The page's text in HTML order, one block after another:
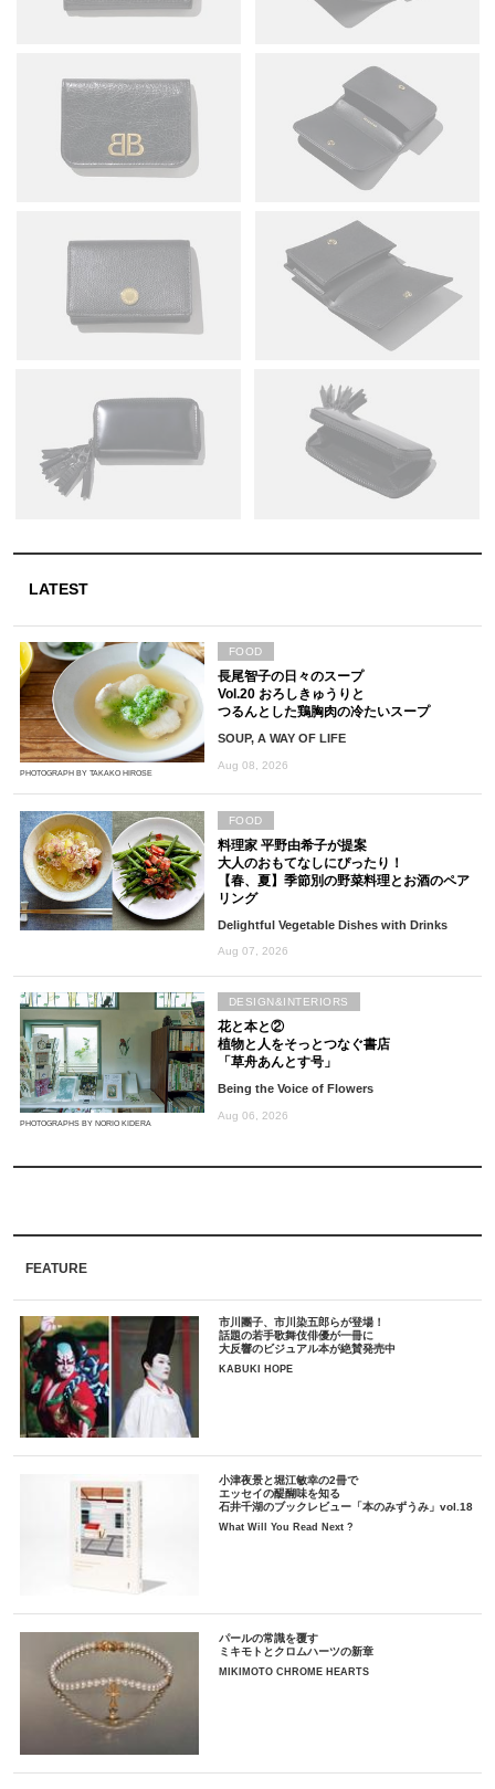
LATEST
PHOTOGRAPH BY TAKAKO HIROSE
長尾智子の日々のスープ
Vol.20 おろしきゅうりと
つるんとした鶏胸肉の冷たいスープ
SOUP, A WAY OF LIFE
Aug 08, 2026
FOOD
料理家 平野由希子が提案
大人のおもてなしにぴったり！
【春、夏】季節別の野菜料理とお酒のペア
リング
Delightful Vegetable Dishes with Drinks
Aug 07, 2026
FOOD
PHOTOGRAPHS BY NORIO KIDERA
花と本と②
植物と人をそっとつなぐ書店
「草舟あんとす号」
Being the Voice of Flowers
Aug 06, 2026
DESIGN&INTERIORS
FEATURE
市川團子、市川染五郎らが登場！
話題の若手歌舞伎俳優が一冊に
大反響のビジュアル本が絶賛発売中
KABUKI HOPE
小津夜景と堀江敏幸の2冊で
エッセイの醍醐味を知る
石井千湖のブックレビュー「本のみずうみ」vol.18
What Will You Read Next ?
パールの常識を覆す
ミキモトとクロムハーツの新章
MIKIMOTO CHROME HEARTS